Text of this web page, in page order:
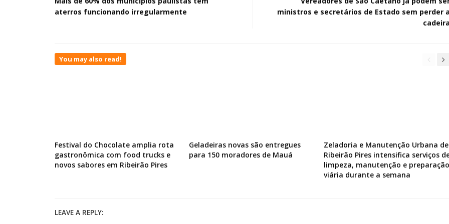
aterros funcionando irregularmente
ministros e secretários de Estado sem perder a
cadeira
You may also read!
Festival do Chocolate amplia rota
gastronômica com food trucks e
novos sabores em Ribeirão Pires
Geladeiras novas são entregues
para 150 moradores de Mauá
Zeladoria e Manutenção Urbana de
Ribeirão Pires intensifica serviços
limpeza, manutenção e preparação
viária durante a semana
LEAVE A REPLY: